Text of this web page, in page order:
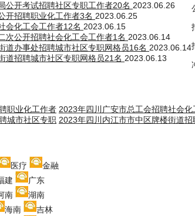
公开考试招聘社区专职工作者20名 2023.06.26
开招聘职业化工作者3名 2023.06.25
会化工会工作者12名 2023.06.15
次公开招聘社会化工会工作者1名 2023.06.14
道办事处招聘城市社区专职网格员16名 2023.06.14
道招聘城市社区专职网格员21名 2023.06.13
职业化工作者 2023年四川广安市总工会招聘社会化
城市社区专职 2023年四川内江市市中区牌楼街道
医疗
金融
建
广东
南
湖南
海南
吉林